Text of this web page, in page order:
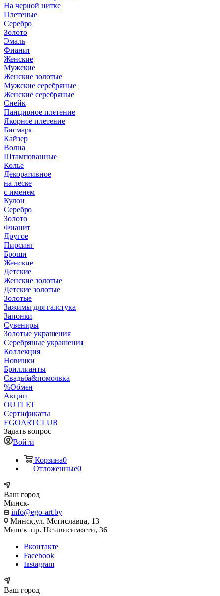
На черной нитке
Плетеные
Серебро
Золото
Эмаль
Фианит
Женские
Мужские
Женские золотые
Мужские серебряные
Женские серебряные
Снейк
Панцирное плетение
Якорное плетение
Бисмарк
Кайзер
Волна
Штампованные
Колье
Декоративное
на леске
с именем
Кулон
Серебро
Золото
Фианит
Другое
Пирсинг
Броши
Женские
Детские
Женские золотые
Детские золотые
Золотые
Зажимы для галстука
Запонки
Сувениры
Золотые украшения
Серебряные украшения
Коллекция
Новинки
Бриллианты
Свадьба&помолвка
%Обмен
Акции
OUTLET
Сертификаты
EGOARTCLUB
Задать вопрос
Войти
Корзина0
Отложенные0
Ваш город
Минск
info@ego-art.by
Минск,ул. Мстиславца, 13
Минск, пр. Независимости, 36
Вконтакте
Facebook
Instagram
Ваш город